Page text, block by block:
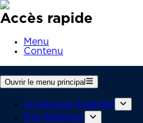
Accès rapide
Menu
Contenu
Ouvrir le menu principal
Le Groupe Fournier
Nos Marques